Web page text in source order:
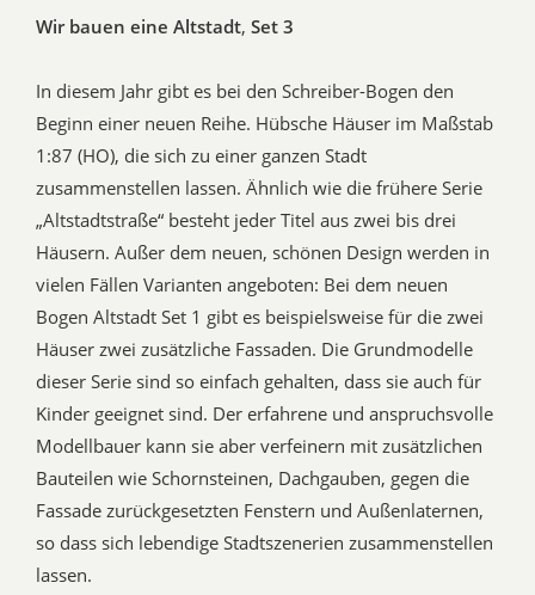
Wir bauen eine Altstadt, Set 3
In diesem Jahr gibt es bei den Schreiber-Bogen den
Beginn einer neuen Reihe. Hübsche Häuser im Maßstab
1:87 (HO), die sich zu einer ganzen Stadt
zusammenstellen lassen. Ähnlich wie die frühere Serie
„Altstadtstraße“ besteht jeder Titel aus zwei bis drei
Häusern. Außer dem neuen, schönen Design werden in
vielen Fällen Varianten angeboten: Bei dem neuen
Bogen Altstadt Set 1 gibt es beispielsweise für die zwei
Häuser zwei zusätzliche Fassaden. Die Grundmodelle
dieser Serie sind so einfach gehalten, dass sie auch für
Kinder geeignet sind. Der erfahrene und anspruchsvolle
Modellbauer kann sie aber verfeinern mit zusätzlichen
Bauteilen wie Schornsteinen, Dachgauben, gegen die
Fassade zurückgesetzten Fenstern und Außenlaternen,
so dass sich lebendige Stadtszenerien zusammenstellen
lassen.